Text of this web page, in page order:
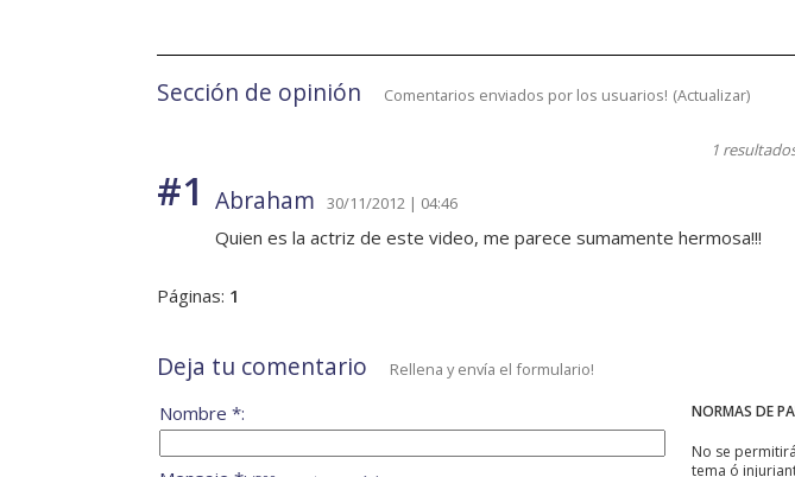
Sección de opinión Comentarios enviados por los usuarios! (Actualizar)
1
#1 Abraham 30/11/2012 | 04:46
Quien es la actriz de este video, me parece sumamente hermosa!!!
Páginas: 1
Deja tu comentario Rellena y envía el formulario!
NORMAS DE
No se
tema ó
Nombre *: